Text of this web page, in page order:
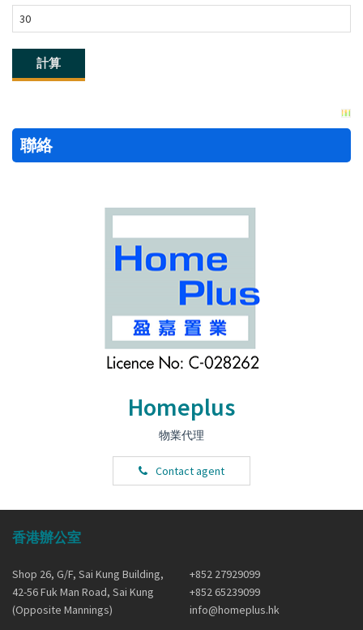
聯絡
Homeplus
物業代理
Contact agent
香港辦公室
Shop 26, G/F, Sai Kung Building,
42-56 Fuk Man Road, Sai Kung
(Opposite Mannings)
+852 27929099
+852 65239099
info@homeplus.hk